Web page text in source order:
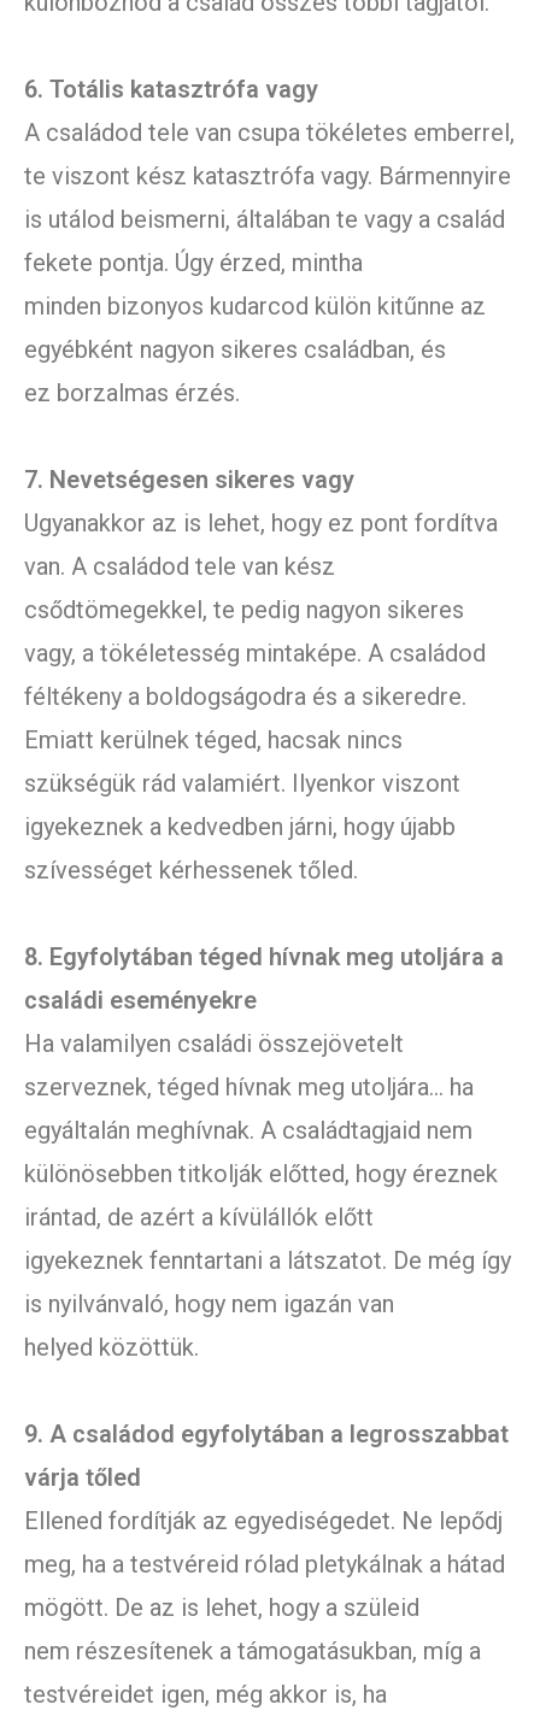
6. Totális katasztrófa vagy
A családod tele van csupa tökéletes emberrel,
te viszont kész katasztrófa vagy. Bármennyire
is utálod beismerni, általában te vagy a család
fekete pontja. Úgy érzed, mintha
minden bizonyos kudarcod külön kitűnne az
egyébként nagyon sikeres családban, és
ez borzalmas érzés.
7. Nevetségesen sikeres vagy
Ugyanakkor az is lehet, hogy ez pont fordítva
van. A családod tele van kész
csődtömegekkel, te pedig nagyon sikeres
vagy, a tökéletesség mintaképe. A családod
féltékeny a boldogságodra és a sikeredre.
Emiatt kerülnek téged, hacsak nincs
szükségük rád valamiért. Ilyenkor viszont
igyekeznek a kedvedben járni, hogy újabb
szívességet kérhessenek tőled.
8. Egyfolytában téged hívnak meg utoljára a
családi eseményekre
Ha valamilyen családi összejövetelt
szerveznek, téged hívnak meg utoljára… ha
egyáltalán meghívnak. A családtagjaid nem
különösebben titkolják előtted, hogy éreznek
irántad, de azért a kívülállók előtt
igyekeznek fenntartani a látszatot. De még így
is nyilvánvaló, hogy nem igazán van
helyed közöttük.
9. A családod egyfolytában a legrosszabbat
várja tőled
Ellened fordítják az egyediségedet. Ne lepődj
meg, ha a testvéreid rólad pletykálnak a hátad
mögött. De az is lehet, hogy a szüleid
nem részesítenek a támogatásukban, míg a
testvéreidet igen, még akkor is, ha